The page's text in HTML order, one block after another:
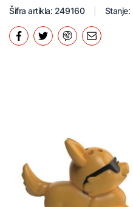
Šifra artikla: 249160 Stanje: